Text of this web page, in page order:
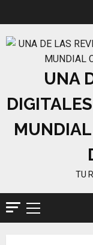
al
contenido
UNA
MUNDIAL
TU
Menú